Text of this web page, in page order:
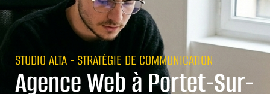
STUDIO ALTA - STRATÉGIE DE COMMUNICATION
Agence Web à Portet-Sur-